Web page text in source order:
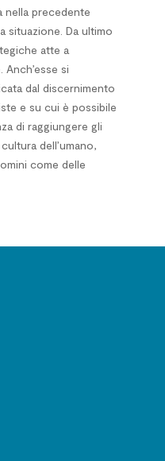
nella precedente
situazione. Da ultimo
atte a
si
dal discernimento
e su cui è possibile
di raggiungere gli
dell’umano,
come delle